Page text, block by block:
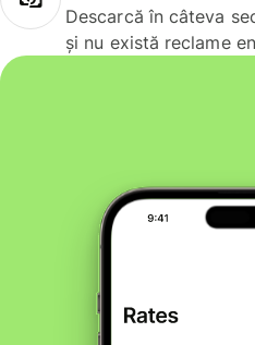
Descarcă în câteva
și nu există reclame